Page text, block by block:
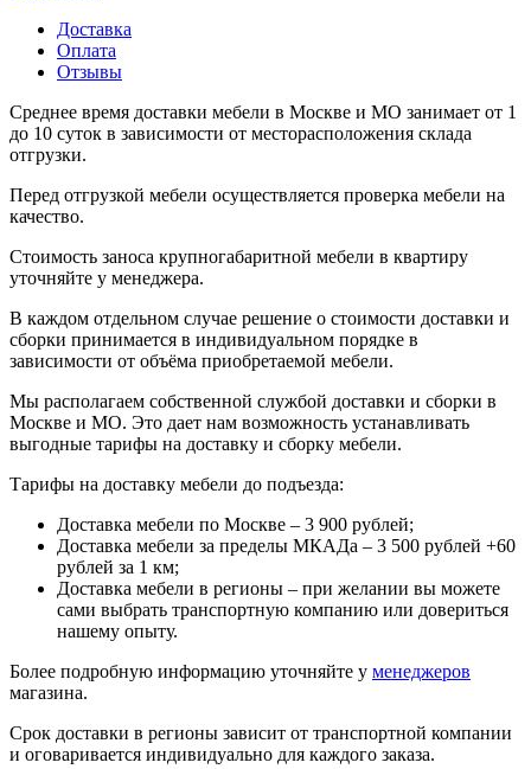
Доставка
Оплата
Отзывы
Среднее время доставки мебели в Москве и МО занимает от 1
до 10 суток в зависимости от месторасположения склада
отгрузки.
Перед отгрузкой мебели осуществляется проверка мебели на
качество.
Стоимость заноса крупногабаритной мебели в квартиру
уточняйте у менеджера.
В каждом отдельном случае решение о стоимости доставки и
сборки принимается в индивидуальном порядке в
зависимости от объёма приобретаемой мебели.
Мы располагаем собственной службой доставки и сборки в
Москве и МО. Это дает нам возможность устанавливать
выгодные тарифы на доставку и сборку мебели.
Тарифы на доставку мебели до подъезда:
Доставка мебели по Москве – 3 900 рублей;
Доставка мебели за пределы МКАДа – 3 500 рублей +60
рублей за 1 км;
Доставка мебели в регионы – при желании вы можете
сами выбрать транспортную компанию или довериться
нашему опыту.
Более подробную информацию уточняйте у менеджеров
магазина.
Срок доставки в регионы зависит от транспортной компании
и оговаривается индивидуально для каждого заказа.